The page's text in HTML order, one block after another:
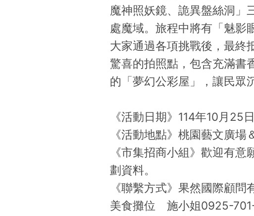
魔神照妖鏡、詭異盤絲洞」
處魔域。旅程中將有「魅影
大家通過各項挑戰後，最終
驚喜的拍照點，包含充滿書
的「夢幻公彩屋」，讓民眾
《活動日期》114年10月25
《活動地點》桃園藝文廣場
《市集招商小組》歡迎有
劃資料。
《聯繫方式》果然國際顧
美食攤位 施小姐0925-